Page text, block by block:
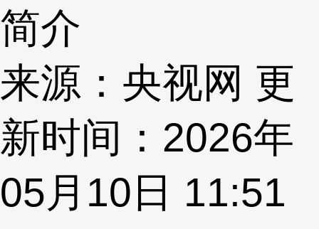
简介
来源：央视网 更
新时间：2026年
05月10日 11:51